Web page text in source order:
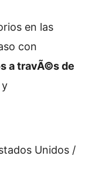
en las
con
a travÃ©s de
y
Unidos /